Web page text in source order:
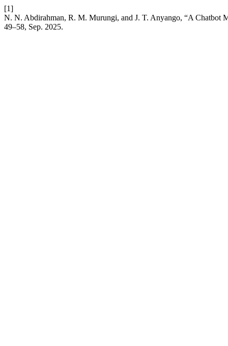
[1]
N. N. Abdirahman, R. M. Murungi, and J. T. Anyango, “A Chatbot
49–58, Sep. 2025.